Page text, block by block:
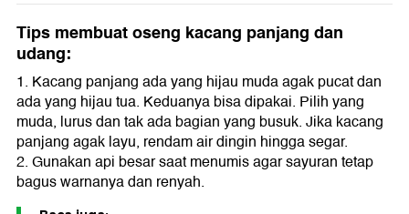
Tips membuat oseng kacang panjang dan
udang:
1. Kacang panjang ada yang hijau muda agak pucat dan
ada yang hijau tua. Keduanya bisa dipakai. Pilih yang
muda, lurus dan tak ada bagian yang busuk. Jika kacang
panjang agak layu, rendam air dingin hingga segar.
2. Gunakan api besar saat menumis agar sayuran tetap
bagus warnanya dan renyah.